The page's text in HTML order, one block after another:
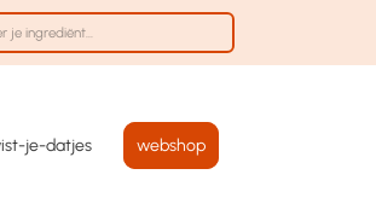
je-datjes webshop